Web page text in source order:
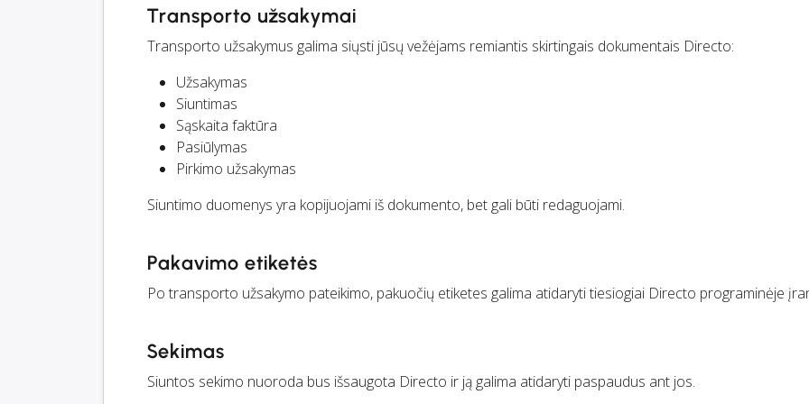
Transporto užsakymai
Transporto užsakymus galima siųsti jūsų vežėjams remiantis skirtingais dokumentais Directo:
Užsakymas
Siuntimas
Sąskaita faktūra
Pasiūlymas
Pirkimo užsakymas
Siuntimo duomenys yra kopijuojami iš dokumento, bet gali būti redaguojami.
Pakavimo etiketės
Po transporto užsakymo pateikimo, pakuočių etiketes galima atidaryti tiesiogiai Directo programinėje
Sekimas
Siuntos sekimo nuoroda bus išsaugota Directo ir ją galima atidaryti paspaudus ant jos.